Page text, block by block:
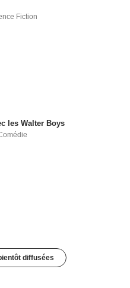
Fiction
les Walter Boys
diffusées